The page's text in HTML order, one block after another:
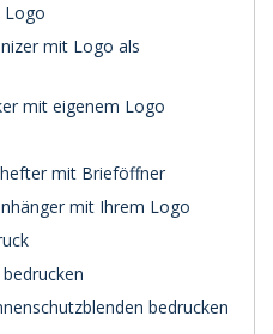
Logo
mit Logo als
mit eigenem Logo
mit Brieföffner
mit Ihrem Logo
bedrucken